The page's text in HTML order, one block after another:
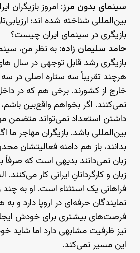
سینمای بدون مرز: امروز بازیگران
بین‌المللی شناخته شده اند؛
بازیگری در سینمای ایران چیست؟
حامد سلیمان زاده: به نظر من،
بازیگری رشد قابل توجهی در سال
هرچند تقریباً سه ستاره اصلی در سه
خارج از کشورند. برخی هم که در
نمی‌کنند. اگر بخواهم واقع‌بین
داشتن استعداد نمی‌تواند متضمن
بین‌المللی باشد. بازیگران مهاجر ما
بدانند، باز هم دامنه فعالیتشان
زبان نمی‌دانند بدیهی است که صرفاً
زبان و کارگردانانِ ایرانی کار می‌کنند.
فراهانی یک استثناء است. او به
نمایندگان حرفه‌ای در اروپا دارد و
فرصت‌های بیشتری برای خودش
نیز ظرفیت مشابهی دارد اما شاید
این مسیر نمی‌کند.